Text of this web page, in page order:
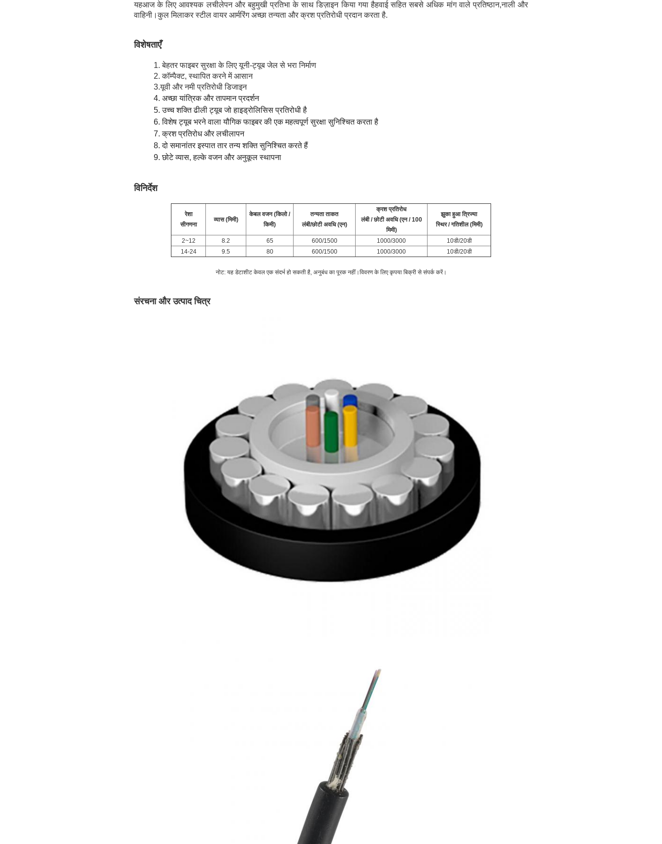
यहआज के लिए आवश्यक लचीलेपन और बहुमुखी प्रतिभा के साथ डिज़ाइन किया गया हैहवाई सहित सबसे अधिक मांग वाले प्रतिष्ठान,नाली और
वाहिनी।कुल मिलाकर स्टील वायर आर्मरिंग अच्छा तन्यता और क्रश प्रतिरोधी प्रदान करता है.
विशेषताएँ
1. बेहतर फाइबर सुरक्षा के लिए यूनी-ट्यूब जेल से भरा निर्माण
2. कॉम्पैक्ट, स्थापित करने में आसान
3.यूवी और नमी प्रतिरोधी डिजाइन
4. अच्छा यांत्रिक और तापमान प्रदर्शन
5. उच्च शक्ति ढीली ट्यूब जो हाइड्रोलिसिस प्रतिरोधी है
6. विशेष ट्यूब भरने वाला यौगिक फाइबर की एक महत्वपूर्ण सुरक्षा सुनिश्चित करता है
7. क्रश प्रतिरोध और लचीलापन
8. दो समानांतर इस्पात तार तन्य शक्ति सुनिश्चित करते हैं
9. छोटे व्यास, हल्के वजन और अनुकूल स्थापना
विनिर्देश
रेशा
सीगणना
व्यास (मिमी)
केबल वजन (किलो /
किमी)
तन्यता ताकत
लंबी/छोटी अवधि (एन)
क्रश प्रतिरोध
लंबी / छोटी अवधि (एन / 100
मिमी)
झुका हुआ त्रिज्या
स्थिर / गतिशील (मिमी)
2~12 8.2 65 600/1500 1000/3000
10डी/20डी
14-24
9.5 80 600/1500 1000/3000 10डी/20डी
नोट: यह डेटाशीट केवल एक संदर्भ हो सकती है, अनुबंध का पूरक नहीं।विवरण के लिए कृपया बिक्री से संपर्क करें।
संरचना और उत्पाद चित्र